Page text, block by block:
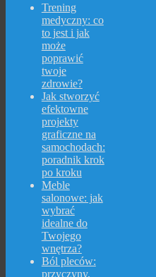
Trening
medyczny: co
to jest i jak
może
poprawić
twoje
zdrowie?
Jak stworzyć
efektowne
projekty
graficzne na
samochodach:
poradnik krok
po kroku
Meble
salonowe: jak
wybrać
idealne do
Twojego
wnętrza?
Ból pleców:
przyczyny,